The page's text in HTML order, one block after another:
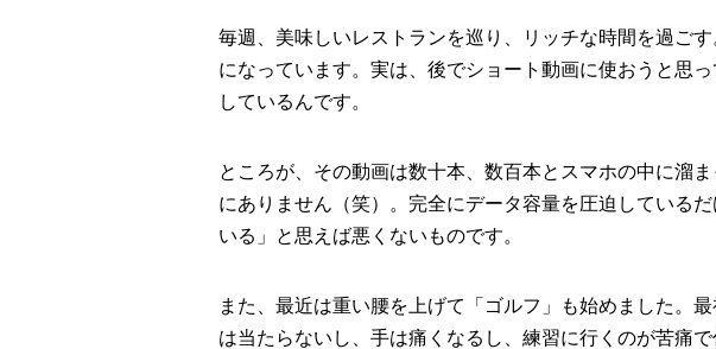
毎週、美味しいレストランを巡り、リッチな時間を過ご
になっています。実は、後でショート動画に使おうと思
しているんです。
ところが、その動画は数十本、数百本とスマホの中に溜
にありません（笑）。完全にデータ容量を圧迫している
いる」と思えば悪くないものです。
また、最近は重い腰を上げて「ゴルフ」も始めました。
は当たらないし、手は痛くなるし、練習に行くのが苦痛で